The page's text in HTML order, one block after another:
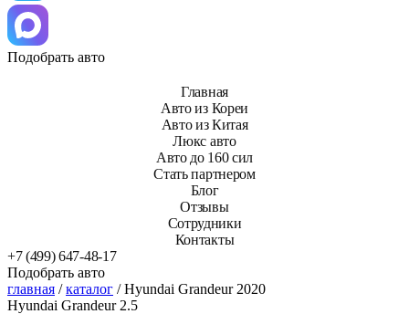
Подобрать авто
Главная
Авто из Кореи
Авто из Китая
Люкс авто
Авто до 160 сил
Стать партнером
Блог
Отзывы
Сотрудники
Контакты
+7 (499) 647-48-17
Подобрать авто
главная / каталог / Hyundai Grandeur 2020
Hyundai Grandeur 2.5